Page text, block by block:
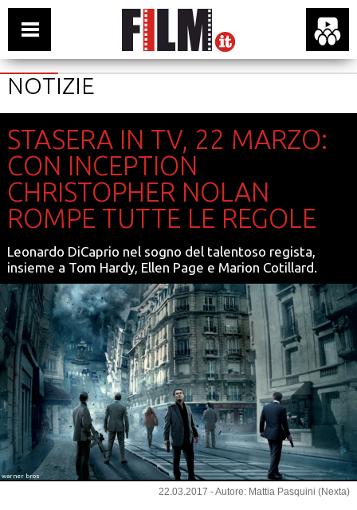
NOTIZIE
STASERA IN TV, 22 MARZO:
CON INCEPTION
CHRISTOPHER NOLAN
ROMPE TUTTE LE REGOLE
Leonardo DiCaprio nel sogno del talentoso regista,
insieme a Tom Hardy, Ellen Page e Marion Cotillard.
warner bros
22.03.2017 - Autore: Mattia Pasquini (Nexta)